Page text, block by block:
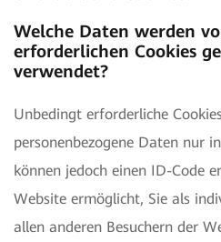
Welche Daten werden
erforderlichen Cookies
verwendet?
Unbedingt erforderliche
personenbezogene Daten nur
können jedoch einen ID-Code
Website ermöglicht, Sie als
allen anderen Besuchern der